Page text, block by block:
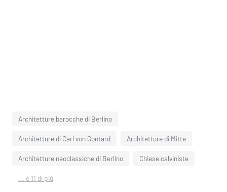
Architetture barocche di Berlino
Architetture di Carl von Gontard Architetture di Mitte
Architetture neoclassiche di Berlino Chiese calviniste
... e 11 di più